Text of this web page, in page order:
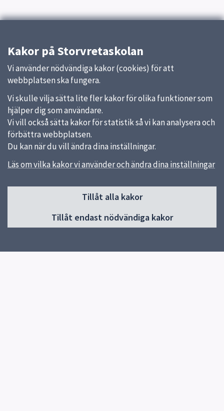
Kakor på Storvretaskolan
Vi använder nödvändiga kakor (cookies) för att
webbplatsen ska fungera.
Vi skulle vilja sätta lite fler kakor för olika funktioner som
hjälper dig som användare.
Vi vill också sätta kakor för statistik så vi kan analysera och
förbättra webbplatsen.
Du kan när du vill ändra dina inställningar.
Läs om vilka kakor vi använder och ändra dina inställningar
Tillåt alla kakor
Tillåt endast nödvändiga kakor